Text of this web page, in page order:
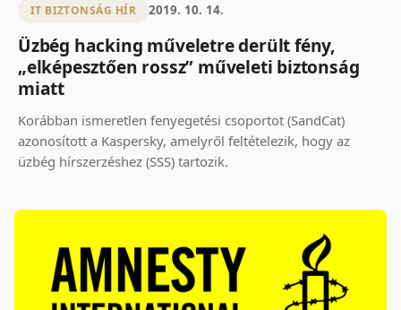
IT BIZTONSÁG HÍR 2019. 10. 14.
Üzbég hacking műveletre derült fény,
„elképesztően rossz” műveleti biztonság
miatt
Korábban ismeretlen fenyegetési csoportot (SandCat)
azonosított a Kaspersky, amelyről feltételezik, hogy az
üzbég hírszerzéshez (SSS) tartozik.